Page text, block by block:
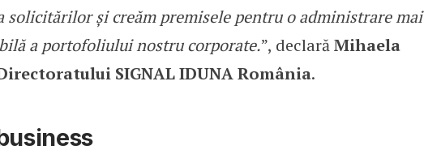
solicitărilor și creăm premisele pentru o administrare mai
a portofoliului nostru corporate.”, declarăMihaela
SIGNAL IDUNA România.